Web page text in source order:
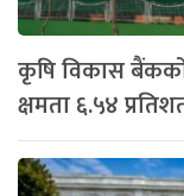
कृषि विकास
क्षमता ६.५४